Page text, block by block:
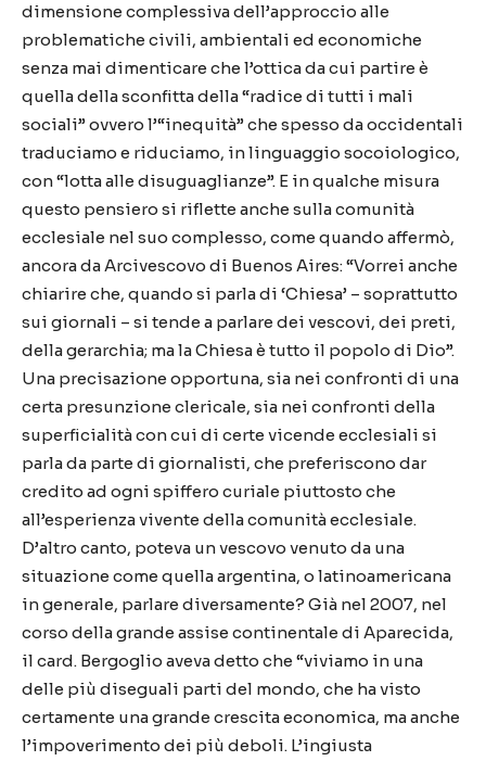
dimensione complessiva dell’approccio alle
problematiche civili, ambientali ed economiche
senza mai dimenticare che l’ottica da cui partire è
quella della sconfitta della “radice di tutti i mali
sociali” ovvero l’“inequità” che spesso da occidentali
traduciamo e riduciamo, in linguaggio socoiologico,
con “lotta alle disuguaglianze”. E in qualche misura
questo pensiero si riflette anche sulla comunità
ecclesiale nel suo complesso, come quando affermò,
ancora da Arcivescovo di Buenos Aires: “Vorrei anche
chiarire che, quando si parla di ‘Chiesa’ – soprattutto
sui giornali – si tende a parlare dei vescovi, dei preti,
della gerarchia; ma la Chiesa è tutto il popolo di Dio”.
Una precisazione opportuna, sia nei confronti di una
certa presunzione clericale, sia nei confronti della
superficialità con cui di certe vicende ecclesiali si
parla da parte di giornalisti, che preferiscono dar
credito ad ogni spiffero curiale piuttosto che
all’esperienza vivente della comunità ecclesiale.
D’altro canto, poteva un vescovo venuto da una
situazione come quella argentina, o latinoamericana
in generale, parlare diversamente? Già nel 2007, nel
corso della grande assise continentale di Aparecida,
il card. Bergoglio aveva detto che “viviamo in una
delle più diseguali parti del mondo, che ha visto
certamente una grande crescita economica, ma anche
l’impoverimento dei più deboli. L’ingiusta